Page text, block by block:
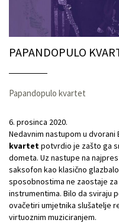
PAPANDOPULO
Papandopulo kvartet
6. prosinca 2020.
Nedavnim nastupom u
kvartetpotvrdio je zašto ga
dometa. Uz nastupe na
saksofon kao klasično
sposobnostima ne zaostaje
instrumentima. Bilo da sviraju
ovačetiri umjetnika slušatelje
virtuoznim muziciranjem.